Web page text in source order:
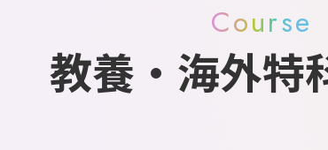
3分でわかる！NHK学園高等学校 中学
登校プラス ライ
NHK学園のネット学習システム「N-g
aku Online Space」
小・
さ
年間スケジュール・学校行事 東京
心理的・福祉面のサポート 就職
インターネット出願 募集
Course
教養・海外特